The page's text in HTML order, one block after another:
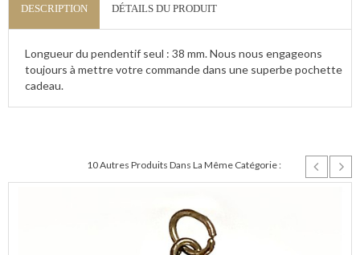
DESCRIPTION DÉTAILS DU PRODUIT
Longueur du pendentif seul : 38 mm. Nous nous engageons
toujours à mettre votre commande dans une superbe pochette
cadeau.
10 Autres Produits Dans La Même Catégorie :